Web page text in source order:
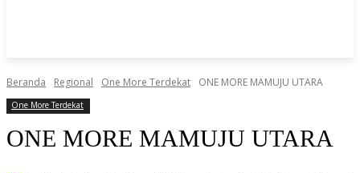
Beranda Regional One More Terdekat ONE MORE MAMUJU UTARA
One More Terdekat
ONE MORE MAMUJU UTARA